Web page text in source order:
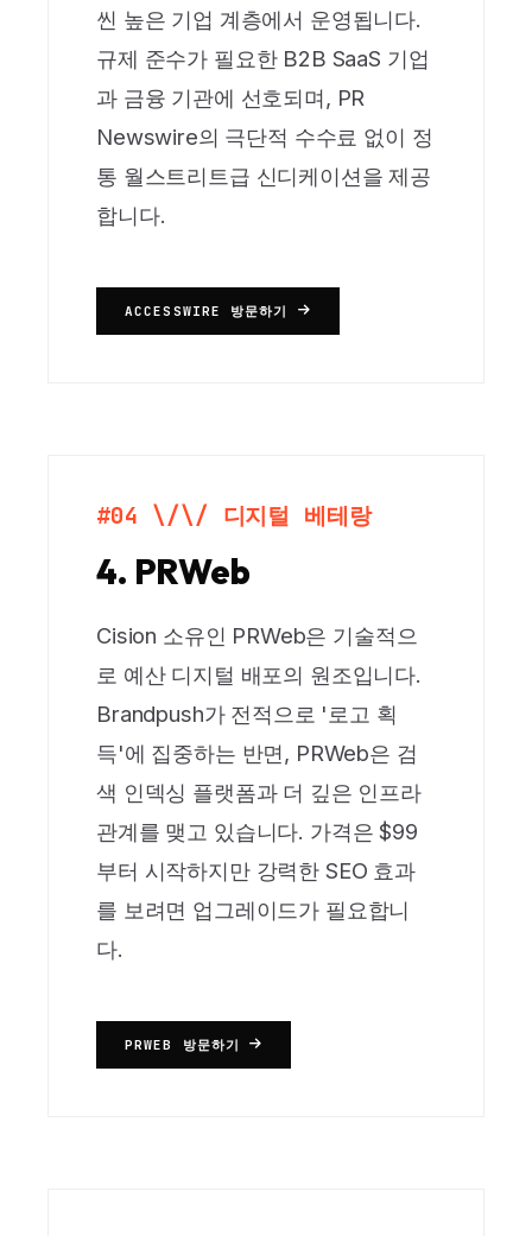
씬 높은 기업 계층에서 운영됩니다.
규제 준수가 필요한 B2B SaaS 기업
과 금융 기관에 선호되며, PR
Newswire의 극단적 수수료 없이 정
통 월스트리트급 신디케이션을 제공
합니다.
ACCESSWIRE 방문하기
#04 \/\/ 디지털 베테랑
4. PRWeb
Cision 소유인 PRWeb은 기술적으
로 예산 디지털 배포의 원조입니다.
Brandpush가 전적으로 '로고 획
득'에 집중하는 반면, PRWeb은 검
색 인덱싱 플랫폼과 더 깊은 인프라
관계를 맺고 있습니다. 가격은 $99
부터 시작하지만 강력한 SEO 효과
를 보려면 업그레이드가 필요합니
다.
PRWEB 방문하기